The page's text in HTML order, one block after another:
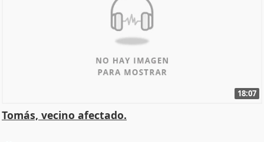
18:07
Tomás, vecino afectado.